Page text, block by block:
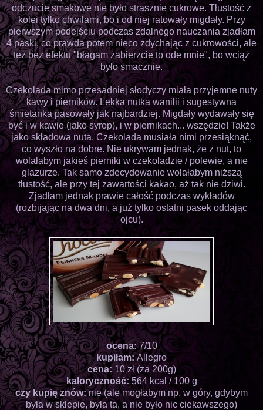
odczucie smakowe nie było strasznie cukrowe. Tłustość z
kolei tylko chwilami, bo i od niej ratowały migdały. Przy
pierwszym podejściu podczas zdalnego nauczania zjadłam
4 paski, co prawda potem nieco zdychając z cukrowości, ale
też bez efektu "błagam zabierzcie to ode mnie", bo wciąż
było smacznie.
Czekolada mimo przesadniej słodyczy miała przyjemne nuty
kawy i pierników. Lekka nutka wanilii i sugestywna
śmietanka pasowały jak najbardziej. Migdały wydawały się
być i w kawie (jako syrop), i w piernikach... wszędzie! Także
jako składowa nuta. Czekolada musiała nimi przesiąknąć,
co wyszło na dobre. Nie ukrywam jednak, że z nut, to
wolałabym jakieś pierniki w czekoladzie / polewie, a nie
glazurze. Tak samo zdecydowanie wolałabym niższą
tłustość, ale przy tej zawartości kakao, aż tak nie dziwi.
Zjadłam jednak prawie całość podczas wykładów
(rozbijając na dwa dni, a już tylko ostatni pasek oddając
ojcu).
ocena:7/10
kupiłam:Allegro
cena:10 zł (za 200g)
kaloryczność: 564 kcal / 100 g
czy kupię znów:nie (ale mogłabym np. w góry, gdybym
była w sklepie, była ta, a nie było nic ciekawszego)